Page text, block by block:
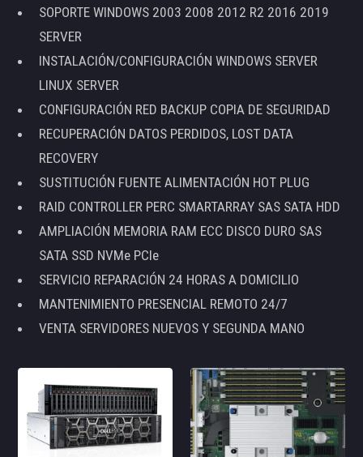
SOPORTE WINDOWS 2003 2008 2012 R2 2016 2019
SERVER
INSTALACIÓN/CONFIGURACIÓN WINDOWS SERVER
LINUX SERVER
CONFIGURACIÓN RED BACKUP COPIA DE SEGURIDAD
RECUPERACIÓN DATOS PERDIDOS, LOST DATA
RECOVERY
SUSTITUCIÓN FUENTE ALIMENTACIÓN HOT PLUG
RAID CONTROLLER PERC SMARTARRAY SAS SATA HDD
AMPLIACIÓN MEMORIA RAM ECC DISCO DURO SAS
SATA SSD NVMe PCIe
SERVICIO REPARACIÓN 24 HORAS A DOMICILIO
MANTENIMIENTO PRESENCIAL REMOTO 24/7
VENTA SERVIDORES NUEVOS Y SEGUNDA MANO